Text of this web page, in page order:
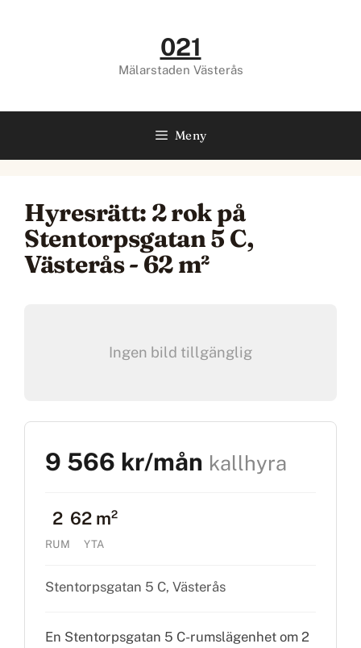
021
Mälarstaden Västerås
Meny
Hyresrätt: 2 rok på
Stentorpsgatan 5 C,
Västerås - 62 m²
Ingen bild tillgänglig
9 566 kr/mån kallhyra
2
RUM
62 m²
YTA
Stentorpsgatan 5 C, Västerås
En Stentorpsgatan 5 C-rumslägenhet om 2